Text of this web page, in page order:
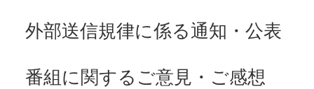
外部送信規律に係る通知・公表
番組に関するご意見・ご感想